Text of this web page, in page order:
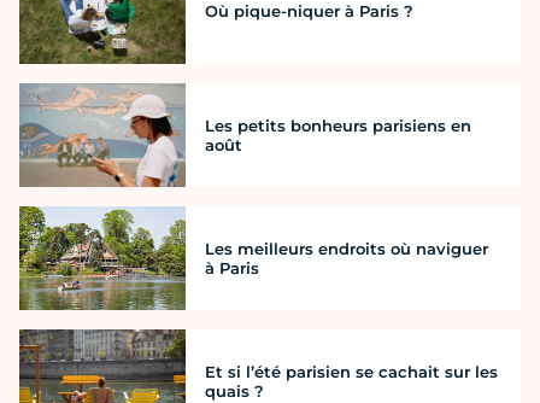
Où pique-niquer à Paris ?
Les petits bonheurs parisiens en
août
Les meilleurs endroits où naviguer
à Paris
Et si l’été parisien se cachait sur les
quais ?